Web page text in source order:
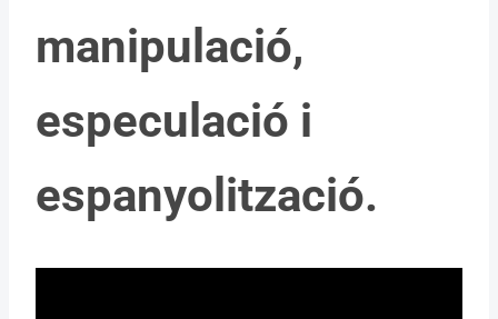
manipulació,
especulació i
espanyolització.